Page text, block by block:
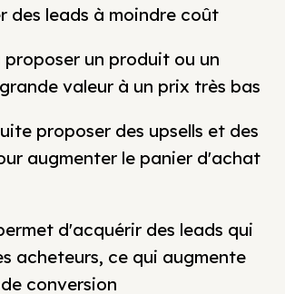
des leads à moindre coût
un produit ou un
valeur à un prix très bas
proposer des upsells et des
augmenter le panier d'achat
d'acquérir des leads qui
acheteurs, ce qui augmente
conversion